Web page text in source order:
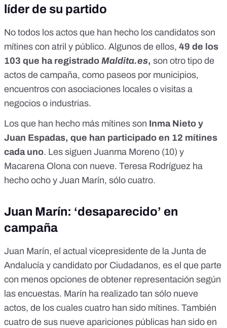
líder de su partido
No todos los actos que han hecho los candidatos son
mítines con atril y público. Algunos de ellos, 49 de los
103 que ha registrado Maldita.es, son otro tipo de
actos de campaña, como paseos por municipios,
encuentros con asociaciones locales o visitas a
negocios o industrias.
Los que han hecho más mítines son Inma Nieto y
Juan Espadas, que han participado en 12 mítines
cada uno. Les siguen Juanma Moreno (10) y
Macarena Olona con nueve. Teresa Rodríguez ha
hecho ocho y Juan Marín, sólo cuatro.
Juan Marín: ‘desaparecido’ en
campaña
Juan Marín, el actual vicepresidente de la Junta de
Andalucía y candidato por Ciudadanos, es el que parte
con menos opciones de obtener representación según
las encuestas. Marín ha realizado tan sólo nueve
actos, de los cuales cuatro han sido mítines. También
cuatro de sus nueve apariciones públicas han sido en